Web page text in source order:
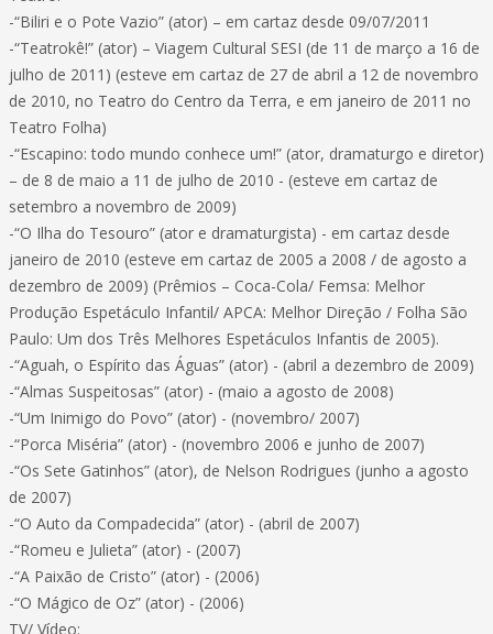
-“Biliri e o Pote Vazio” (ator) – em cartaz desde 09/07/2011
-“Teatrokê!” (ator) – Viagem Cultural SESI (de 11 de março a 16 de
julho de 2011) (esteve em cartaz de 27 de abril a 12 de novembro
de 2010, no Teatro do Centro da Terra, e em janeiro de 2011 no
Teatro Folha)
-“Escapino: todo mundo conhece um!” (ator, dramaturgo e diretor)
– de 8 de maio a 11 de julho de 2010 - (esteve em cartaz de
setembro a novembro de 2009)
-“O Ilha do Tesouro” (ator e dramaturgista) - em cartaz desde
janeiro de 2010 (esteve em cartaz de 2005 a 2008 / de agosto a
dezembro de 2009) (Prêmios – Coca-Cola/ Femsa: Melhor
Produção Espetáculo Infantil/ APCA: Melhor Direção / Folha São
Paulo: Um dos Três Melhores Espetáculos Infantis de 2005).
-“Aguah, o Espírito das Águas” (ator) - (abril a dezembro de 2009)
-“Almas Suspeitosas” (ator) - (maio a agosto de 2008)
-“Um Inimigo do Povo” (ator) - (novembro/ 2007)
-“Porca Miséria” (ator) - (novembro 2006 e junho de 2007)
-“Os Sete Gatinhos” (ator), de Nelson Rodrigues (junho a agosto
de 2007)
-“O Auto da Compadecida” (ator) - (abril de 2007)
-“Romeu e Julieta” (ator) - (2007)
-“A Paixão de Cristo” (ator) - (2006)
-“O Mágico de Oz” (ator) - (2006)
TV/ Vídeo: